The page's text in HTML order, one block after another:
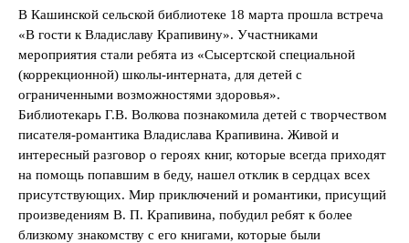
В Кашинской сельской библиотеке 18 марта прошла встреча
«В гости к Владиславу Крапивину». Участниками
мероприятия стали ребята из «Сысертской специальной
(коррекционной) школы-интерната, для детей с
ограниченными возможностями здоровья».
Библиотекарь Г.В. Волкова познакомила детей с творчеством
писателя-романтика Владислава Крапивина. Живой и
интересный разговор о героях книг, которые всегда приходят
на помощь попавшим в беду, нашел отклик в сердцах всех
присутствующих. Мир приключений и романтики, присущий
произведениям В. П. Крапивина, побудил ребят к более
близкому знакомству с его книгами, которые были